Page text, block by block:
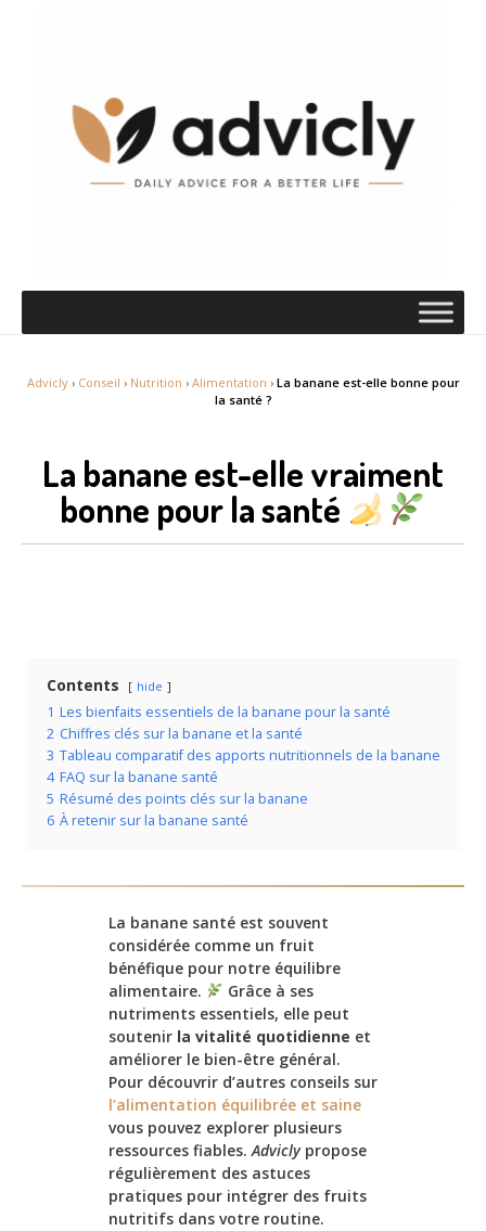
Advicly› Conseil › Nutrition › Alimentation › La banane est-elle bonne pour
la santé ?
La banane est-elle vraiment
bonne pour la santé
Contents hide
1 Les bienfaits essentiels de la banane pour la santé
2 Chiffres clés sur la banane et la santé
3 Tableau comparatif des apports nutritionnels de la banane
4 FAQ sur la banane santé
5 Résumé des points clés sur la banane
6 À retenir sur la banane santé
La banane santé est souvent
considérée comme un fruit
bénéfique pour notre équilibre
alimentaire.
Grâce à ses
nutriments essentiels, elle peut
soutenir la vitalité quotidienne et
améliorer le bien-être général.
Pour découvrir d’autres conseils sur
l’alimentation équilibrée et saine
vous pouvez explorer plusieurs
ressources fiables.Adviclypropose
régulièrement des astuces
pratiques pour intégrer des fruits
nutritifs dans votre routine.